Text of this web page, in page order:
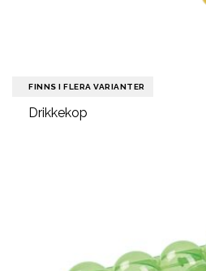
FINNS I FLERA VARIANTER
Drikkekop